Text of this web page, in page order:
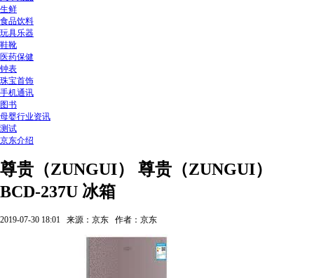
生鲜
食品饮料
玩具乐器
鞋靴
医药保健
钟表
珠宝首饰
手机通讯
图书
母婴行业资讯
测试
京东介绍
尊贵（ZUNGUI） 尊贵（ZUNGUI）
BCD-237U 冰箱
2019-07-30 18:01 来源：京东 作者：京东